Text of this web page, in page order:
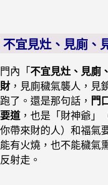
不宜見灶、見廁、
門內「 不宜見灶、見廁
財 ，見廁穢氣襲人，見
跑了。還是那句話， 門
要道 ，也是「財神爺」
你帶來財的人）和福氣
能有火燒，也不能穢氣
反射走。